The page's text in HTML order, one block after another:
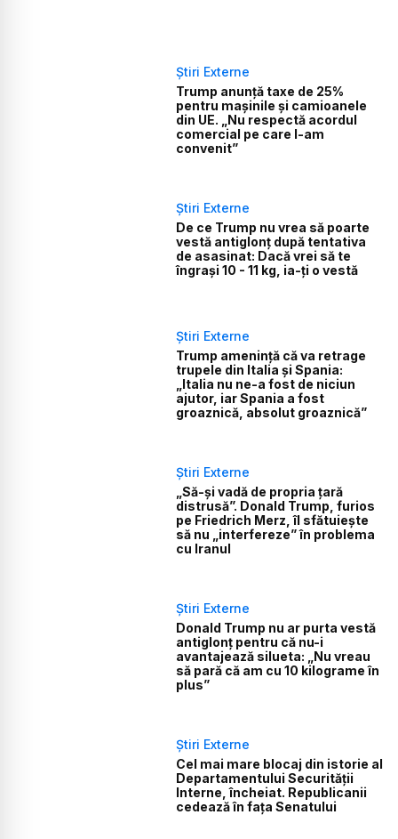
Știri Externe
Trump anunță taxe de 25%
pentru mașinile și camioanele
din UE. „Nu respectă acordul
comercial pe care l-am
convenit”
Știri Externe
De ce Trump nu vrea să poarte
vestă antiglonț după tentativa
de asasinat: Dacă vrei să te
îngrași 10 - 11 kg, ia-ți o vestă
Știri Externe
Trump amenință că va retrage
trupele din Italia și Spania:
„Italia nu ne-a fost de niciun
ajutor, iar Spania a fost
groaznică, absolut groaznică”
Știri Externe
„Să-și vadă de propria țară
distrusă”. Donald Trump, furios
pe Friedrich Merz, îl sfătuiește
să nu „interfereze” în problema
cu Iranul
Știri Externe
Donald Trump nu ar purta vestă
antiglonț pentru că nu-i
avantajează silueta: „Nu vreau
să pară că am cu 10 kilograme în
plus”
Știri Externe
Cel mai mare blocaj din istorie al
Departamentului Securității
Interne, încheiat. Republicanii
cedează în fața Senatului